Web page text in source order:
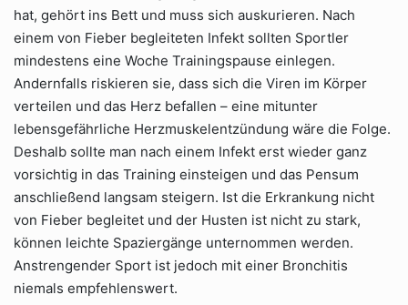
hat, gehört ins Bett und muss sich auskurieren. Nach
einem von Fieber begleiteten Infekt sollten Sportler
mindestens eine Woche Trainingspause einlegen.
Andernfalls riskieren sie, dass sich die Viren im Körper
verteilen und das Herz befallen – eine mitunter
lebensgefährliche Herzmuskelentzündung wäre die Folge.
Deshalb sollte man nach einem Infekt erst wieder ganz
vorsichtig in das Training einsteigen und das Pensum
anschließend langsam steigern. Ist die Erkrankung nicht
von Fieber begleitet und der Husten ist nicht zu stark,
können leichte Spaziergänge unternommen werden.
Anstrengender Sport ist jedoch mit einer Bronchitis
niemals empfehlenswert.